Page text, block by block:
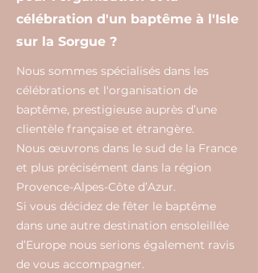
célébration d'un baptême à l'Isle
sur la Sorgue ?
Nous sommes spécialisés dans les
célébrations et l'organisation de
baptême, prestigieuse auprès d’une
clientèle française et étrangère.
Nous œuvrons dans le sud de la France
et plus précisément dans la région
Provence-Alpes-Côte d’Azur.
Si vous décidez de fêter le baptême
dans une autre destination ensoleillée
d’Europe nous serions également ravis
de vous accompagner.